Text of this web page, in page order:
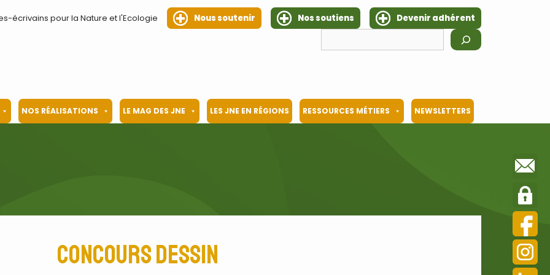
écrivains pour la Nature et l'Ecologie Nous soutenir Nos soutiens
Devenir adhérent
NOS RÉALISATIONS LE MAG DES JNE LES JNE EN RÉGIONS RESSOURCES MÉTIERS NEWSLETTERS
concours dessin